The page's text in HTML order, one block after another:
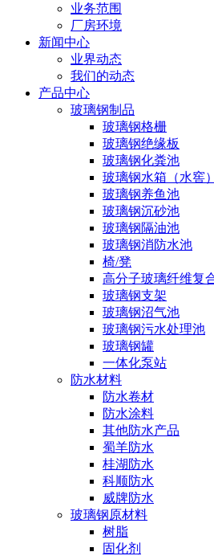
业务范围
厂房环境
新闻中心
业界动态
我们的动态
产品中心
玻璃钢制品
玻璃钢格栅
玻璃钢绝缘板
玻璃钢化粪池
玻璃钢水箱（水窖）
玻璃钢养鱼池
玻璃钢沉砂池
玻璃钢隔油池
玻璃钢消防水池
椅/凳
高分子玻璃纤维复
玻璃钢支架
玻璃钢沼气池
玻璃钢污水处理池
玻璃钢罐
一体化泵站
防水材料
防水卷材
防水涂料
其他防水产品
蜀羊防水
桂湖防水
科顺防水
威牌防水
玻璃钢原材料
树脂
固化剂